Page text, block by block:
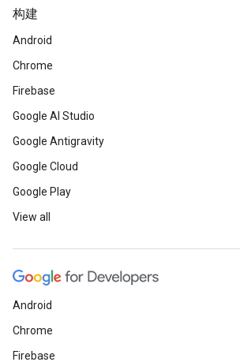
构建
Android
Chrome
Firebase
Google AI Studio
Google Antigravity
Google Cloud
Google Play
View all
Android
Chrome
Firebase